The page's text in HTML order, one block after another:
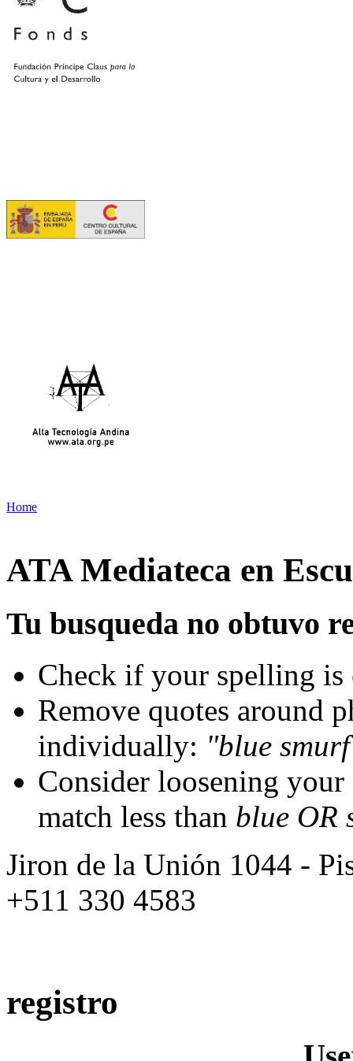
Home
ATA Mediateca en
Tu busqueda no obtuvo
Check if your spelling is
Remove quotes around
individually: "blue
Consider loosening
match less than blue OR
Jiron de la Unión 1044 -
+511 330 4583
registro